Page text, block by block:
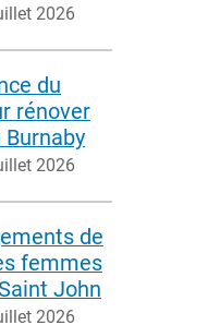
2026
du
rénover
2026
de
femmes
John
2026